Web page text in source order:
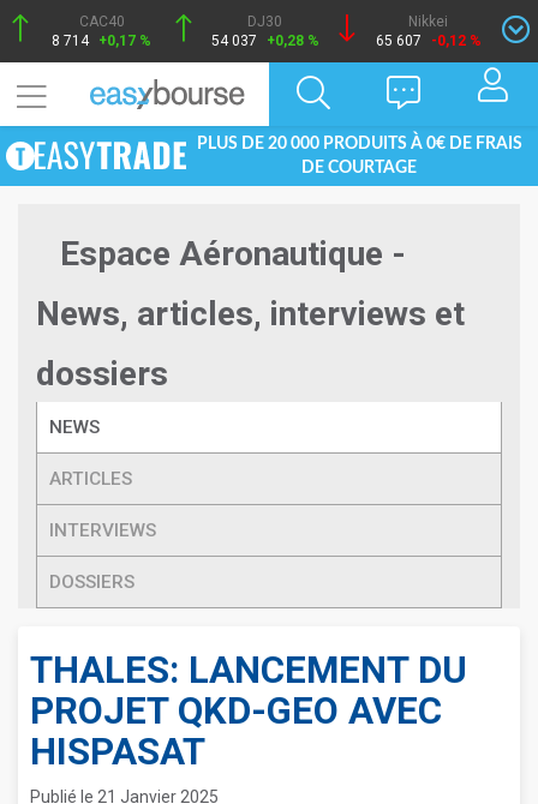
CAC40
8 714 +0,17 %
DJ30
54 037
+0,28 %
Nikkei
65 607
-0,12 %
PLUS DE 20 000 PRODUITS À 0€ DE FRAIS
DE COURTAGE
Espace Aéronautique -
News, articles, interviews et
dossiers
NEWS
ARTICLES
INTERVIEWS
DOSSIERS
THALES: LANCEMENT DU
PROJET QKD-GEO AVEC
HISPASAT
Publié le 21 Janvier 2025